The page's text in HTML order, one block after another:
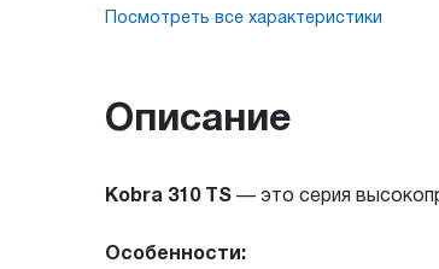
Посмотреть все характеристики
Описание
Kobra 310 TS — это серия
Особенности: